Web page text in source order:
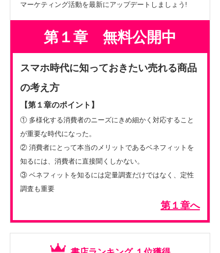
マーケティング活動を最新にアップデートしましょう!
第１章 無料公開中
スマホ時代に知っておきたい売れる商品
の考え方
【第１章のポイント】
① 多様化する消費者のニーズにきめ細かく対応すること
が重要な時代になった。
② 消費者にとって本当のメリットであるベネフィットを
知るには、消費者に直接聞くしかない。
③ ベネフィットを知るには定量調査だけではなく、定性
調査も重要
第１章へ